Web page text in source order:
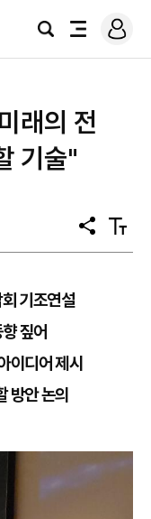
검
전
로
그
래의 전
기술"
공
유
텍
스
기조연설
짚어
이디어 제시
방안 논의